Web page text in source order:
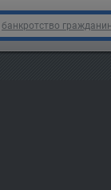
банкротство